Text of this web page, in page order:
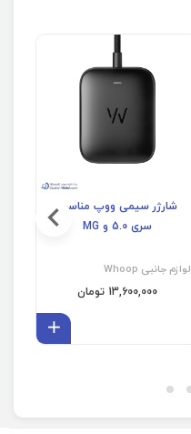
شارژر سیمی ووپ مناسب
سری 5.0 و MG
لوازم جانبی Whoop
13,600,000 تومان